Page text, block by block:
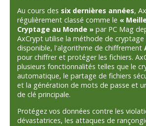
Au cours des six dernières années,
régulièrement classé comme le «
Cryptage au Monde » par PC Mag
AxCrypt utilise la méthode de cryptage
disponible, l'algorithme de chiffrement
pour chiffrer et protéger les fichiers.
plusieurs fonctionnalités telles que le
automatique, le partage de fichiers
et la génération de mots de passe et
de clé principale.
Protégez vos données contre les
dévastatrices, les attaques de